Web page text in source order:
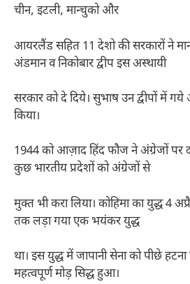
चीन, इटली, मान्चुको और
आयरलैंड सहित 11 देशो की सरकारों ने
अंडमान व निकोबार द्वीप इस अस्थायी
सरकार को दे दिये। सुभाष उन द्वीपों में
किया।
1944 को आज़ाद हिंद फौज ने अंग्रेजों पर
कुछ भारतीय प्रदेशों को अंग्रेजों से
मुक्त भी करा लिया। कोहिमा का युद्ध 4
तक लड़ा गया एक भयंकर युद्ध
था। इस युद्ध में जापानी सेना को पीछे
महत्वपूर्ण मोड़ सिद्ध हुआ।